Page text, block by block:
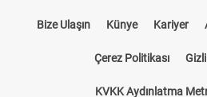
Künye Kariyer
Çerez Politikası